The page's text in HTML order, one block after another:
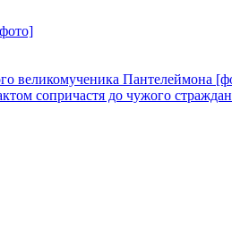
великомученика Пантелеймона
сопричастя до чужого